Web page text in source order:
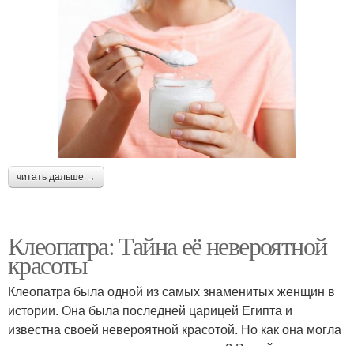
читать дальше →
Клеопатра: Тайна её невероятной
красоты
Клеопатра была одной из самых знаменитых женщин в
истории. Она была последней царицей Египта и
известна своей невероятной красотой. Но как она могла